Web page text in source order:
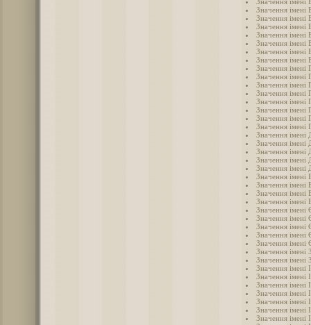
Значення імені
Значення імені
Значення імені
Значення імені
Значення імені
Значення
Значення імені
Значення імені
Значення імені
Значення імені
Значення імені
Значення імені
Значення імені
Значення імені
Значення імені
Значення імені
Значення імені
Значення імені
Значення імені
Значення імені
Значення імені
Значення імені
Значення імені
Значення імені
Значення імені
Значення імені
Значення імені
Значення імені
Значення імені
Значення імені
Значення імені
Значення імені
Значення імені
Значення імені
Значення імені
Значення імені
Значення імені
Значення імені
Значення імені